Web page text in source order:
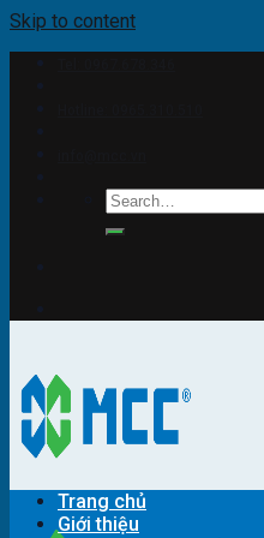
Skip to content
Trang chủ
Giới thiệu